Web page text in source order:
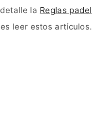
la Reglas padel
leer estos artículos.